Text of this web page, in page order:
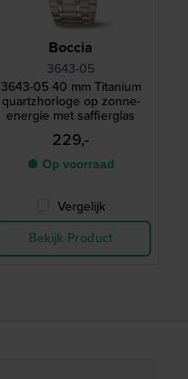
Boccia
3643-05
3643-05 40 mm Titanium
quartzhorloge op zonne-
energie met saffierglas
229,-
● Op voorraad
Vergelijk
Bekijk Product